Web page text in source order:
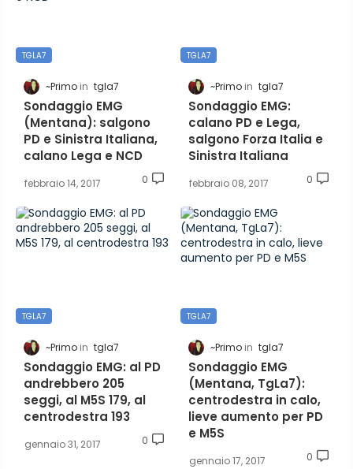
TGLA7
~Primo tgla7
Sondaggio EMG
(Mentana): salgono
PD e Sinistra Italiana,
calano Lega e NCD
febbraio 14, 2017 0
TGLA7
~Primo tgla7
Sondaggio EMG:
calano PD e Lega,
salgono Forza Italia e
Sinistra Italiana
febbraio 08, 2017 0
TGLA7
~Primo tgla7
Sondaggio EMG: al PD
andrebbero 205
seggi, al M5S 179, al
centrodestra 193
gennaio 31, 2017 0
TGLA7
~Primo tgla7
Sondaggio EMG
(Mentana, TgLa7):
centrodestra in calo,
lieve aumento per PD
e M5S
gennaio 17, 2017 0